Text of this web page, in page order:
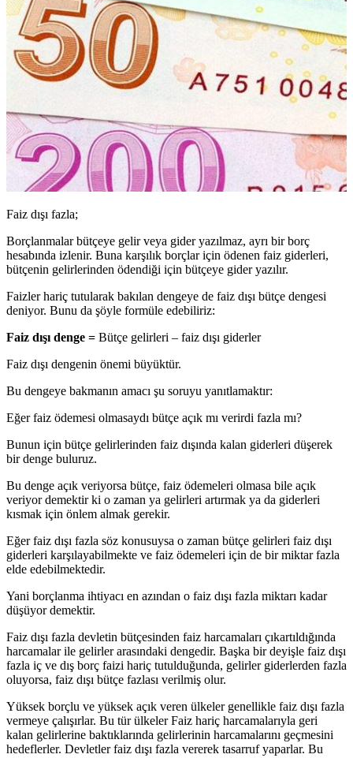
Faiz dışı fazla;
Borçlanmalar bütçeye gelir veya gider yazılmaz, ayrı bir borç
hesabında izlenir. Buna karşılık borçlar için ödenen faiz giderleri,
bütçenin gelirlerinden ödendiği için bütçeye gider yazılır.
Faizler hariç tutularak bakılan dengeye de faiz dışı bütçe dengesi
deniyor. Bunu da şöyle formüle edebiliriz:
Faiz dışı denge = Bütçe gelirleri – faiz dışı giderler
Faiz dışı dengenin önemi büyüktür.
Bu dengeye bakmanın amacı şu soruyu yanıtlamaktır:
Eğer faiz ödemesi olmasaydı bütçe açık mı verirdi fazla mı?
Bunun için bütçe gelirlerinden faiz dışında kalan giderleri düşerek
bir denge buluruz.
Bu denge açık veriyorsa bütçe, faiz ödemeleri olmasa bile açık
veriyor demektir ki o zaman ya gelirleri artırmak ya da giderleri
kısmak için önlem almak gerekir.
Eğer faiz dışı fazla söz konusuysa o zaman bütçe gelirleri faiz dışı
giderleri karşılayabilmekte ve faiz ödemeleri için de bir miktar fazla
elde edebilmektedir.
Yani borçlanma ihtiyacı en azından o faiz dışı fazla miktarı kadar
düşüyor demektir.
Faiz dışı fazla devletin bütçesinden faiz harcamaları çıkartıldığında
harcamalar ile gelirler arasındaki dengedir. Başka bir deyişle faiz dışı
fazla iç ve dış borç faizi hariç tutulduğunda, gelirler giderlerden fazla
oluyorsa, faiz dışı bütçe fazlası verilmiş olur.
Yüksek borçlu ve yüksek açık veren ülkeler genellikle faiz dışı fazla
vermeye çalışırlar. Bu tür ülkeler Faiz hariç harcamalarıyla geri
kalan gelirlerine baktıklarında gelirlerinin harcamalarını geçmesini
hedeflerler. Devletler faiz dışı fazla vererek tasarruf yaparlar. Bu